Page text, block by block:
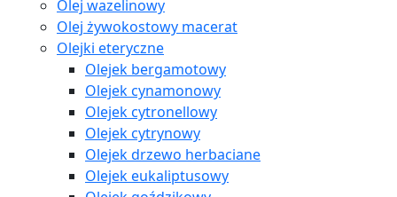
Olej wazelinowy
Olej żywokostowy macerat
Olejki eteryczne
Olejek bergamotowy
Olejek cynamonowy
Olejek cytronellowy
Olejek cytrynowy
Olejek drzewo herbaciane
Olejek eukaliptusowy